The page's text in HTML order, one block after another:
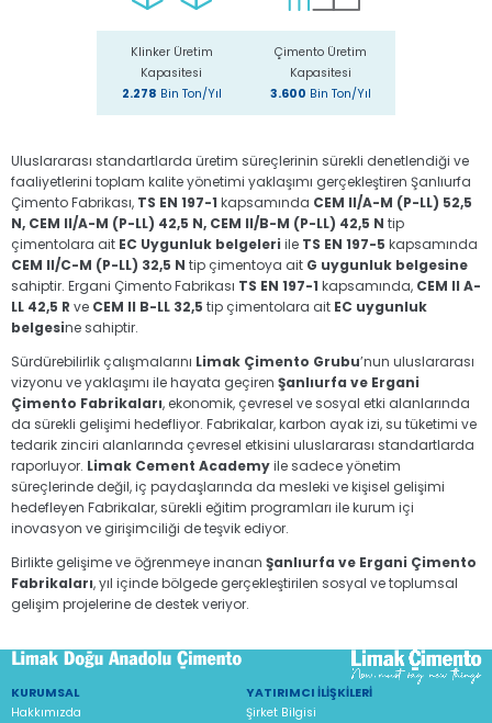
Klinker Üretim
Kapasitesi
2.278 Bin Ton/Yıl
Çimento Üretim
Kapasitesi
3.600 Bin Ton/Yıl
Uluslararası standartlarda üretim süreçlerinin sürekli denetlendiği ve
faaliyetlerini toplam kalite yönetimi yaklaşımı gerçekleştiren Şanlıurfa
Çimento Fabrikası, TS EN 197-1 kapsamında CEM II/A-M (P-LL) 52,5
N, CEM II/A-M (P-LL) 42,5 N, CEM II/B-M (P-LL) 42,5 N tip
çimentolara ait EC Uygunluk belgeleri ile TS EN 197-5 kapsamında
CEM II/C-M (P-LL) 32,5 N tip çimentoya ait G uygunluk belgesine
sahiptir. Ergani Çimento Fabrikası TS EN 197-1 kapsamında, CEM II A-
LL 42,5 R ve CEM II B-LL 32,5 tip çimentolara ait EC uygunluk
belgesine sahiptir.
Sürdürebilirlik çalışmalarını Limak Çimento Grubu’nun uluslararası
vizyonu ve yaklaşımı ile hayata geçiren Şanlıurfa ve Ergani
Çimento Fabrikaları, ekonomik, çevresel ve sosyal etki alanlarında
da sürekli gelişimi hedefliyor. Fabrikalar, karbon ayak izi, su tüketimi ve
tedarik zinciri alanlarında çevresel etkisini uluslararası standartlarda
raporluyor. Limak Cement Academyile sadece yönetim
süreçlerinde değil, iç paydaşlarında da mesleki ve kişisel gelişimi
hedefleyen Fabrikalar, sürekli eğitim programları ile kurum içi
inovasyon ve girişimciliği de teşvik ediyor.
Birlikte gelişime ve öğrenmeye inanan Şanlıurfa ve Ergani Çimento
Fabrikaları, yıl içinde bölgede gerçekleştirilen sosyal ve toplumsal
gelişim projelerine de destek veriyor.
KURUMSAL
Hakkımızda
YATIRIMCI İLIŞKILERI
Şirket Bilgisi